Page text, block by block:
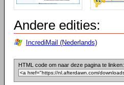
Andere edities:
IncrediMail (Nederlands)
HTML code om naar deze pagina te linken: